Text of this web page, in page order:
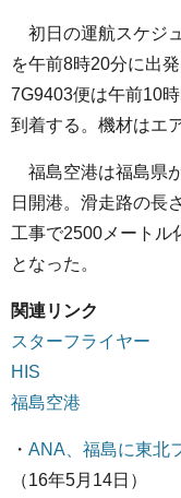
初日の運航スケジ
を午前8時20分に出
7G9403便は午前10
到着する。機材はエ
福島空港は福島県
日開港。滑走路の長
工事で2500メートル
となった。
関連リンク
スターフライヤー
HIS
福島空港
・ ANA、福島に東北
（16年5月14日）